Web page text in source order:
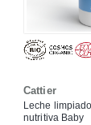
Cattier
Leche
nutritiva Baby